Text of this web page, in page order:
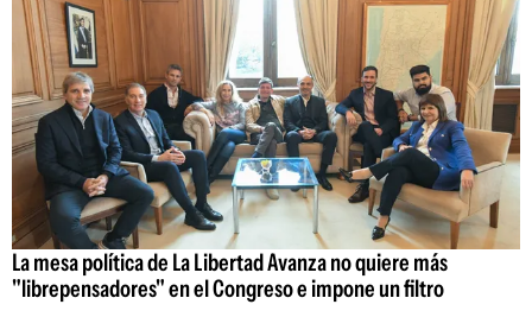
La mesa política de La Libertad Avanza no quiere más
"librepensadores" en el Congreso e impone un filtro